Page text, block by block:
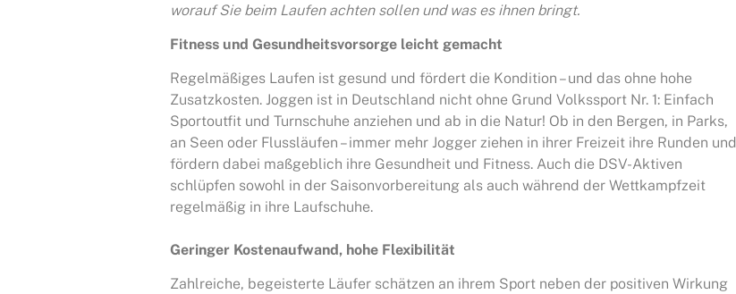
worauf Sie beim Laufen achten sollen und was es ihnen bringt.
Fitness und Gesundheitsvorsorge leicht gemacht
Regelmäßiges Laufen ist gesund und fördert die Kondition – und das ohne hohe
Zusatzkosten. Joggen ist in Deutschland nicht ohne Grund Volkssport Nr. 1: Einfach
Sportoutfit und Turnschuhe anziehen und ab in die Natur! Ob in den Bergen, in Parks,
an Seen oder Flussläufen – immer mehr Jogger ziehen in ihrer Freizeit ihre Runden und
fördern dabei maßgeblich ihre Gesundheit und Fitness. Auch die DSV-Aktiven
schlüpfen sowohl in der Saisonvorbereitung als auch während der Wettkampfzeit
regelmäßig in ihre Laufschuhe.
Geringer Kostenaufwand, hohe Flexibilität
Zahlreiche, begeisterte Läufer schätzen an ihrem Sport neben der positiven Wirkung